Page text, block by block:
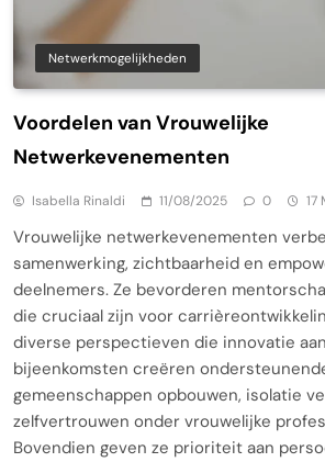
Netwerkmogelijkheden
Voordelen van Vrouwelijke
Netwerkevenementen
Isabella Rinaldi 11/08/2025 0 17
Vrouwelijke netwerkevenementen
samenwerking, zichtbaarheid en
deelnemers. Ze bevorderen
die cruciaal zijn voor
diverse perspectieven die innovatie
bijeenkomsten creëren
gemeenschappen opbouwen, isolatie
zelfvertrouwen onder vrouwelijke
Bovendien geven ze prioriteit aan